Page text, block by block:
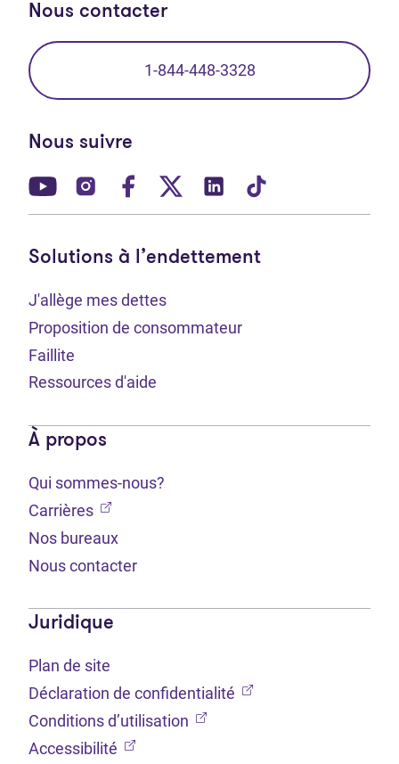
Nous contacter
1-844-448-3328
Nous suivre
(Ouvre dans un nouvel onglet)
(Ouvre dans un nouvel onglet)
(Ouvre dans un nouvel onglet)
(Ouvre dans un nouvel
(Ouvre dans un
Solutions à l’endettement
J'allège mes dettes
Proposition de consommateur
Faillite
Ressources d'aide
À propos
Qui sommes-nous?
Carrières (Ouvre dans un nouvel onglet)
Nos bureaux
Nous contacter
Juridique
Plan de site
Déclaration de confidentialité (Ouvre dans un
Conditions d’utilisation (Ouvre dans un nouvel
Accessibilité (Ouvre dans un nouvel onglet)